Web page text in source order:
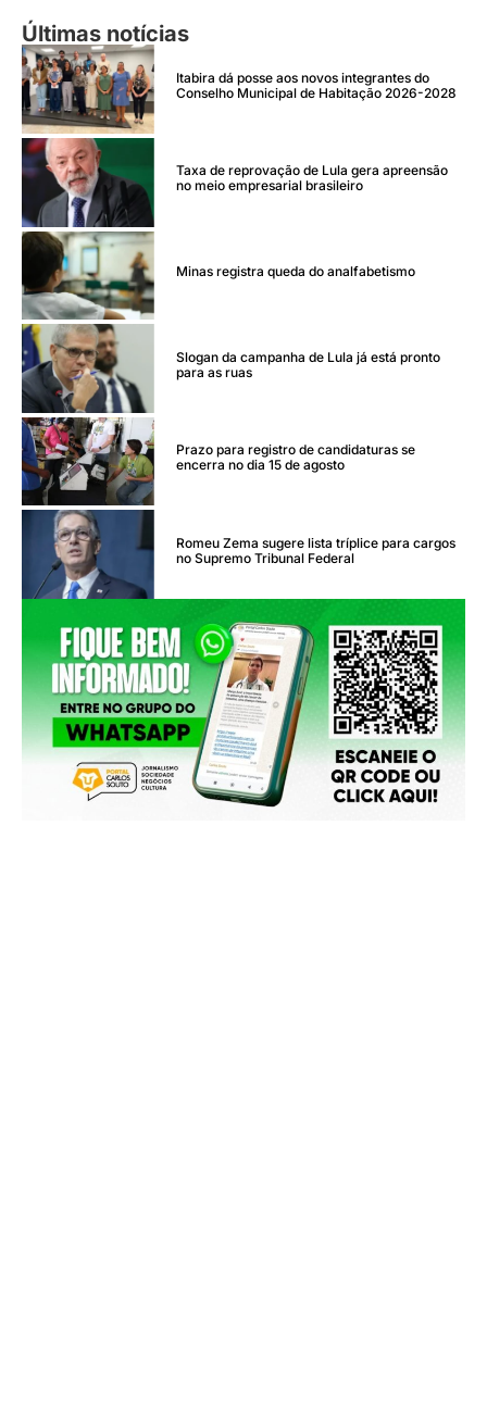
Últimas notícias
Itabira dá posse aos novos integrantes do
Conselho Municipal de Habitação 2026-2028
Taxa de reprovação de Lula gera apreensão
no meio empresarial brasileiro
Minas registra queda do analfabetismo
Slogan da campanha de Lula já está pronto
para as ruas
Prazo para registro de candidaturas se
encerra no dia 15 de agosto
Romeu Zema sugere lista tríplice para cargos
no Supremo Tribunal Federal